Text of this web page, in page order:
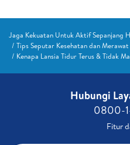
Jaga Kekuatan Untuk Aktif Sepanjang
Tips Seputar Kesehatan dan Merawat
Kenapa Lansia Tidur Terus & Tidak
Hubungi
0800-
Fitur